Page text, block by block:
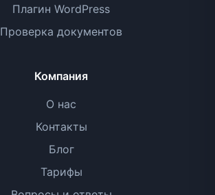
Плагин WordPress
Проверка документов
Компания
О нас
Контакты
Блог
Тарифы